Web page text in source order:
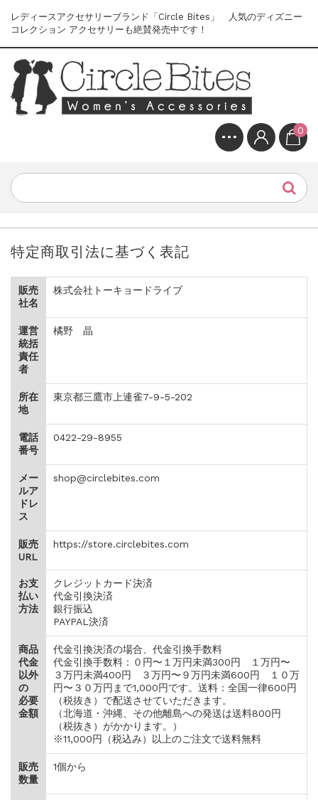
レディースアクセサリーブランド「Circle Bites」 人気のディズニー
コレクション アクセサリーも絶賛発売中です！
0
特定商取引法に基づく表記
販売
社名
株式会社トーキョードライブ
運営
統括
責任
者
橘野 晶
所在
地
東京都三鷹市上連雀7-9-5-202
電話
番号
0422-29-8955
メー
ルア
ドレ
ス
shop@circlebites.com
販売
URL
https://store.circlebites.com
お支
払い
方法
クレジットカード決済
代金引換決済
銀行振込
PAYPAL決済
商品
代金
以外
の
必要
金額
代金引換決済の場合、代金引換手数料
代金引換手数料：０円〜１万円未満300円 １万円〜
３万円未満400円 ３万円〜９万円未満600円 １０万
円〜３０万円まで1,000円です。送料：全国一律600円
（税抜き）で配送させていただきます。
（北海道・沖縄、その他離島への発送は送料800円
（税抜き）がかかります。）
※11,000円（税込み）以上のご注文で送料無料
販売
数量
1個から